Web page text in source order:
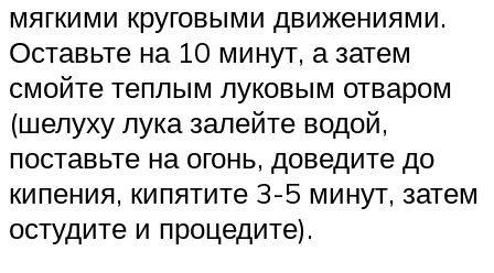
мягкими круговыми движениями.
Оставьте на 10 минут, а затем
смойте теплым луковым отваром
(шелуху лука залейте водой,
поставьте на огонь, доведите до
кипения, кипятите 3-5 минут, затем
остудите и процедите).